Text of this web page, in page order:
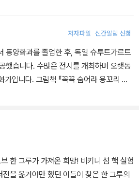
《바다로 간 소년》 등이 있으며, 창작이론서
모든 것》 《동화 청소년 소설 읽기 필사의
초등학교 국어 활동 교과서 수록작 《굿모
가 있다.
저자파일 신간알림 신청
동양화과를 졸업한 후, 독일 슈투트가르트
했습니다. 수많은 전시를 개최하며 오랫동
입니다. 그림책 『꼭꼭 숨어라 용꼬리 보
한 그루가 가져온 희망! 비키니 섬 핵 실험
을 옮겨야만 했던 이들이 찾은 한 그루의